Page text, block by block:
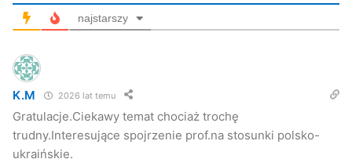
najstarszy
K.M 2026 lat temu
Gratulacje.Ciekawy temat chociaż trochę
trudny.Interesujące spojrzenie prof.na stosunki polsko-
ukraińskie.